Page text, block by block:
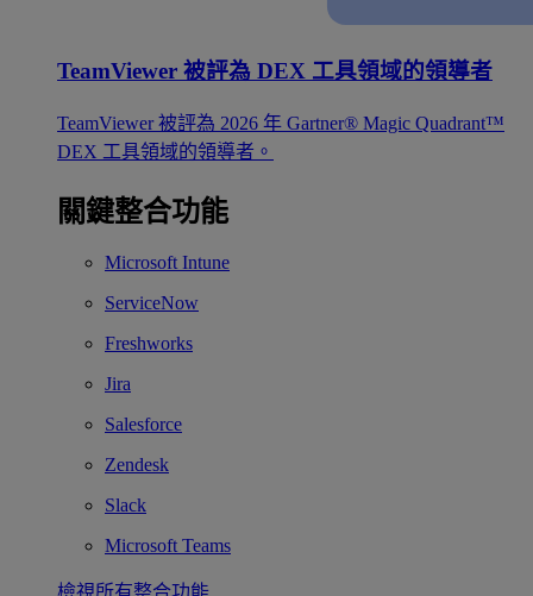
TeamViewer 被評為 DEX 工具領域的領導者
TeamViewer 被評為 2026 年 Gartner® Magic Quadrant™
DEX 工具領域的領導者。
關鍵整合功能
Microsoft Intune
ServiceNow
Freshworks
Jira
Salesforce
Zendesk
Slack
Microsoft Teams